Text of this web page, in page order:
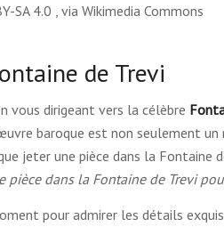
SA 4.0 , via Wikimedia Commons
de Trevi
vous dirigeant vers la célèbre
baroque est non seulement
jeter une pièce dans la Fontaine
pièce dans la Fontaine de Trevi
pour admirer les détails